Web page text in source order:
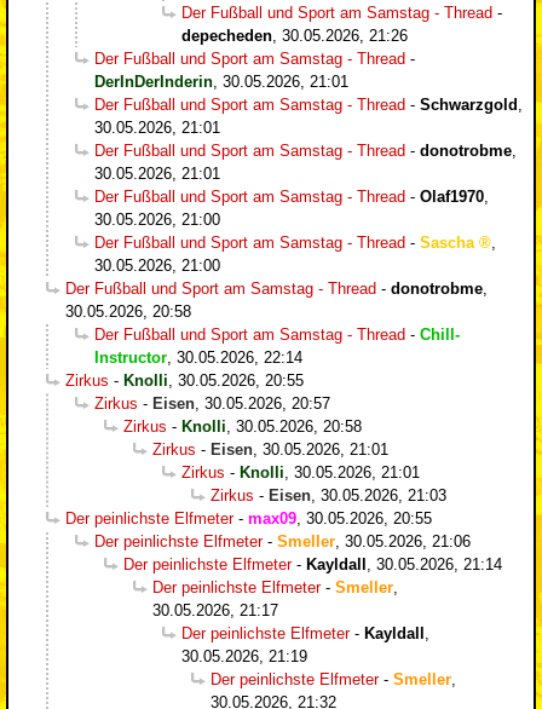
Der Fußball und Sport am Samstag - Thread -
depecheden 30.05.2026, 21:26
Der Fußball und Sport am Samstag - Thread -
DerInDerInderin 30.05.2026, 21:01
Der Fußball und Sport am Samstag - Thread - Schwarzgold
30.05.2026, 21:01
Der Fußball und Sport am Samstag - Thread - donotrobme
30.05.2026, 21:01
Der Fußball und Sport am Samstag - Thread - Olaf1970
30.05.2026, 21:00
Der Fußball und Sport am Samstag - Thread - Sascha
30.05.2026, 21:00
Der Fußball und Sport am Samstag - Thread - donotrobme
30.05.2026, 20:58
Der Fußball und Sport am Samstag - Thread - Chill-
Instructor 30.05.2026, 22:14
Zirkus - Knolli 30.05.2026, 20:55
Zirkus - Eisen 30.05.2026, 20:57
Zirkus - Knolli 30.05.2026, 20:58
Zirkus - Eisen 30.05.2026, 21:01
Zirkus - Knolli 30.05.2026, 21:01
Zirkus - Eisen 30.05.2026, 21:03
Der peinlichste Elfmeter- max09 30.05.2026, 20:55
Der peinlichste Elfmeter- Smeller 30.05.2026, 21:06
Der peinlichste Elfmeter- Kayldall
30.05.2026, 21:14
Der peinlichste Elfmeter- Smeller
30.05.2026, 21:17
Der peinlichste Elfmeter- Kayldall
30.05.2026, 21:19
Der peinlichste Elfmeter- Smeller
30.05.2026, 21:32